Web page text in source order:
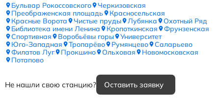
Бульвар Рокоссовского
Черкизовская
Преображенская площадь
Красносельская
Красные Ворота
Чистые пруды Лубянка
Охотный Ряд
Библиотека имени Ленина
Кропоткинская
Фрунзенская
Спортивная
Воробьёвы горы
Университет
Юго-Западная
Тропарёво Румянцево
Саларьево
Филатов Луг
Прокшино Ольховая
Новомосковская
Потапово
Не нашли свою станцию? Оставить заявку